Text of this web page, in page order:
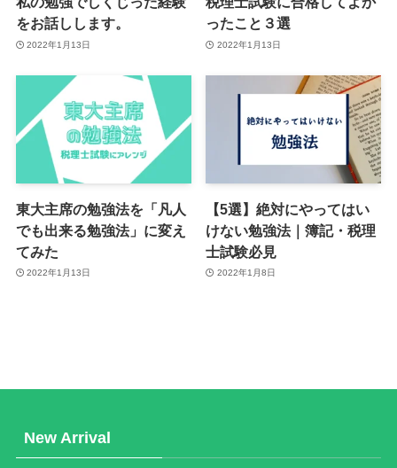
をお話しします。
2022年1月13日
ったこと３選
2022年1月13日
東大主席の勉強法を「凡人
でも出来る勉強法」に変え
てみた
2022年1月13日
【5選】絶対にやってはい
けない勉強法｜簿記・税理
士試験必見
2022年1月8日
New Arrival